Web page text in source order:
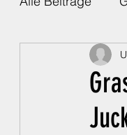
Die richtige